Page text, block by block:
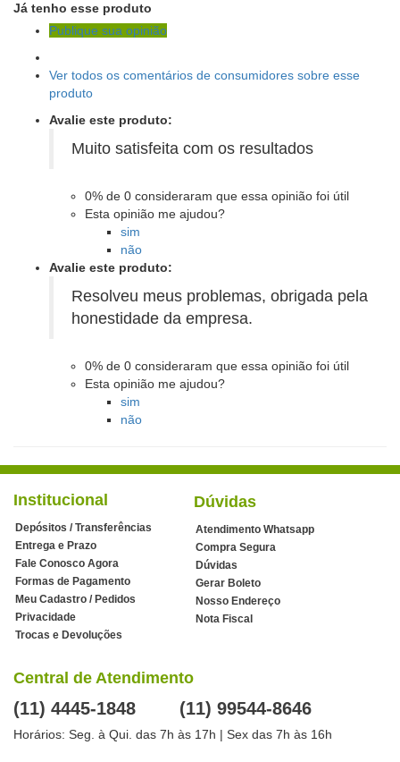
Já tenho esse produto
Publique sua opinião
Ver todos os comentários de consumidores sobre esse
produto
Avalie este produto:
Muito satisfeita com os resultados
0% de 0 consideraram que essa opinião foi útil
Esta opinião me ajudou?
sim
não
Avalie este produto:
Resolveu meus problemas, obrigada pela
honestidade da empresa.
0% de 0 consideraram que essa opinião foi útil
Esta opinião me ajudou?
sim
não
Institucional
Depósitos / Transferências
Entrega e Prazo
Fale Conosco Agora
Formas de Pagamento
Meu Cadastro / Pedidos
Privacidade
Trocas e Devoluções
Dúvidas
Atendimento Whatsapp
Compra Segura
Dúvidas
Gerar Boleto
Nosso Endereço
Nota Fiscal
Central de Atendimento
(11) 4445-1848 (11) 99544-8646
Horários: Seg. à Qui. das 7h às 17h | Sex das 7h às 16h